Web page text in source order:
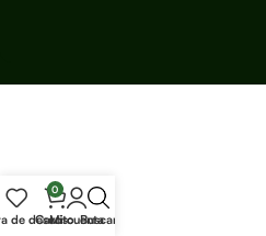
de deseos
0
Carrito
Mi cuenta
Buscar